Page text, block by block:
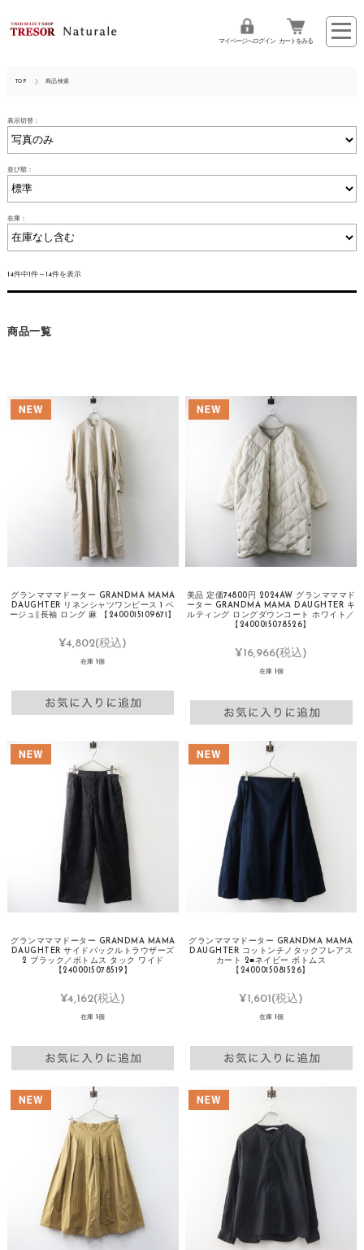
マイページへログイン カートをみる
TOP 商品検索
表示切替：
並び順：
在庫：
14件中1件～14件を表示
商品一覧
グランマママドーター GRANDMA MAMA
DAUGHTER リネンシャツワンピース 1 ベ
ージュ∥長袖 ロング 麻 【2400015109671】
¥4,802(税込)
在庫 1個
美品 定価74800円 2024AW グランマママド
ーター GRANDMA MAMA DAUGHTER キ
ルティング ロングダウンコート ホワイト／
【2400015078526】
¥16,966(税込)
在庫 1個
グランマママドーター GRANDMA MAMA
DAUGHTER サイドバックルトラウザーズ
2 ブラック／ボトムス タック ワイド
【2400015078519】
¥4,162(税込)
在庫 1個
グランマママドーター GRANDMA MAMA
DAUGHTER コットンチノタックフレアス
カート 2■ネイビー ボトムス
【2400015081526】
¥1,601(税込)
在庫 1個